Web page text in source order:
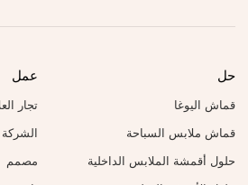
حل
قماش اليوغا
قماش ملابس السباحة
حلول أقمشة الملابس الداخلية
عمل
تجار
مصمم